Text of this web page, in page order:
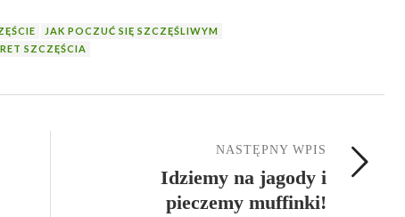
JAK POCZUĆ SIĘ SZCZĘŚLIWYM
SZCZĘŚCIA
NASTĘPNY WPIS
Idziemy na jagody i
pieczemy muffinki!